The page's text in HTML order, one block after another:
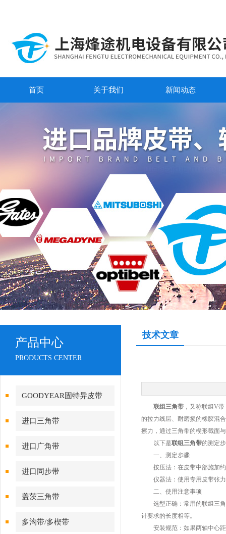
首页 关于我们 新闻动态
产品中心
PRODUCTS CENTER
GOODYEAR固特异皮带
进口三角带
进口广角带
进口同步带
盖茨三角带
多沟带/多楔带
技术文章
联组三角带 ，又称联组V
的拉力线层、耐磨损的橡胶混
擦力，通过三角带的楔形截面
以下是联组三角带的测定
一、测定步骤
按压法：在皮带中部施加约
仪器法：使用专用皮带张力
二、使用注意事项
选型正确：常用的联组三角
计要求的长度相等。
安装规范：如果两轴中心距